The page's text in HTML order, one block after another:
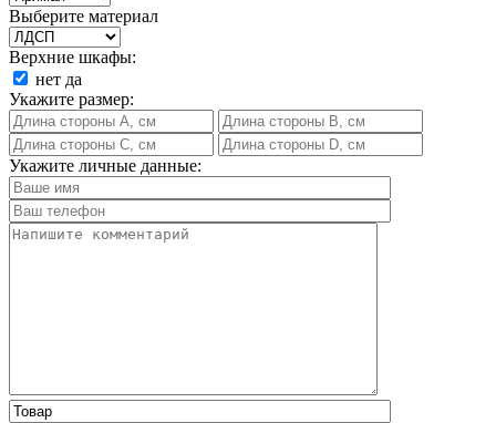
Выберите материал
Верхние шкафы:
нет да
Укажите размер:
Укажите личные данные: